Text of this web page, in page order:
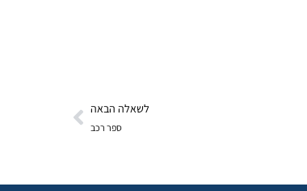
לשאלה הבאה
ספר רכב